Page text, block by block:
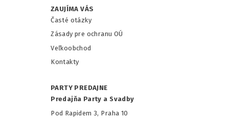
ZAUJÍMA VÁS
Časté otázky
Zásady pre ochranu OÚ
Veľkoobchod
Kontakty
PARTY PREDAJNE
Predajňa Party a Svadby
Pod Rapidem 3, Praha 10